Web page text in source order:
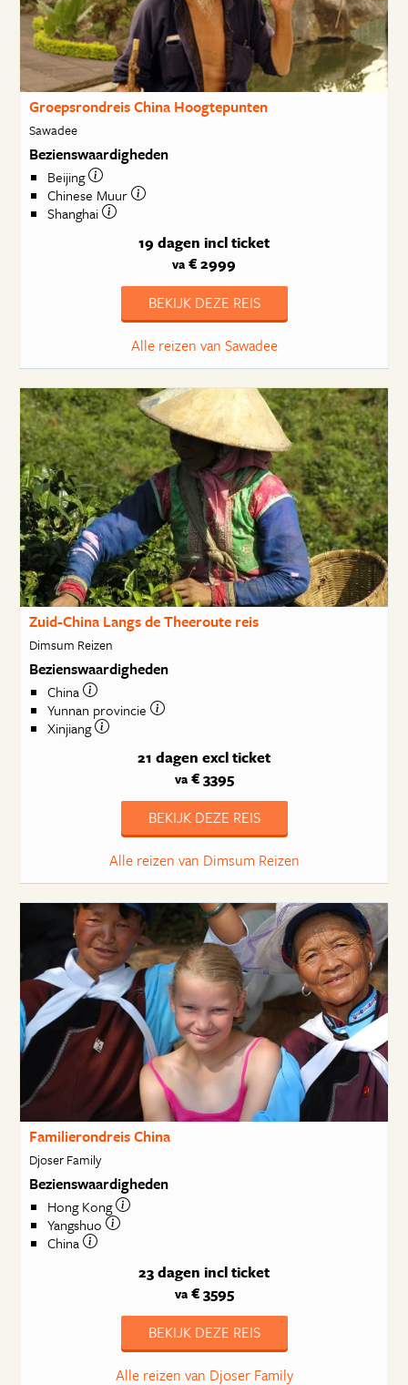
Groepsrondreis China Hoogtepunten
Sawadee
Bezienswaardigheden
Beijing
Chinese Muur
Shanghai
19 dagen incl ticket
va € 2999
BEKIJK DEZE REIS
Alle reizen van Sawadee
Zuid-China Langs de Theeroute reis
Dimsum Reizen
Bezienswaardigheden
China
Yunnan provincie
Xinjiang
21 dagen excl ticket
va€ 3395
BEKIJK DEZE REIS
Alle reizen van Dimsum Reizen
Familierondreis China
Djoser Family
Bezienswaardigheden
Hong Kong
Yangshuo
China
23 dagen incl ticket
va€ 3595
BEKIJK DEZE REIS
Alle reizen van Djoser Family